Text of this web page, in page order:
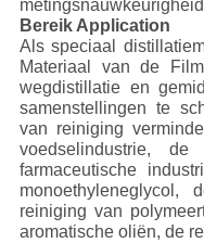
Bereik Application
Als speciaal
Materiaal van de
wegdistillatie en
samenstellingen te
van reiniging
voedselindustrie,
farmaceutische
monoethyleneglycol,
reiniging van
aromatische oliën, de